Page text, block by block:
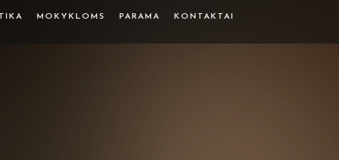
MOKYKLOMS PARAMA
KONTAKTAI